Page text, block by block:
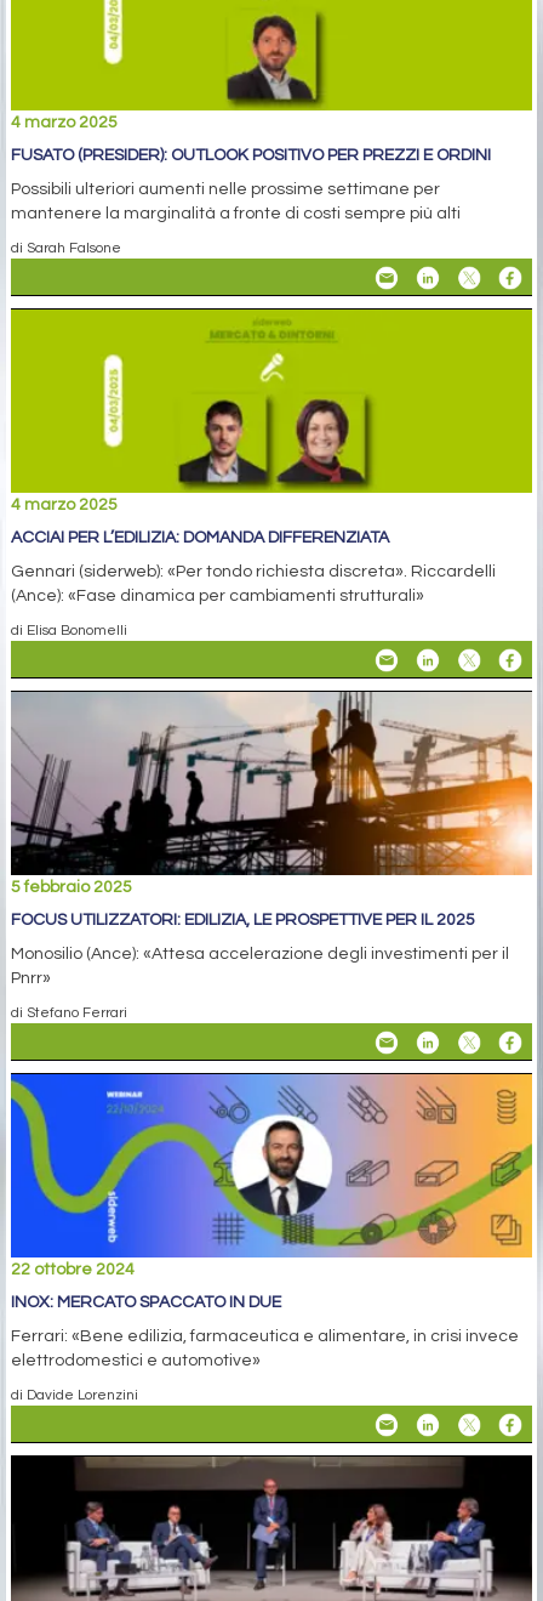
4 marzo 2025
FUSATO (PRESIDER): OUTLOOK POSITIVO PER PREZZI E ORDINI
Possibili ulteriori aumenti nelle prossime settimane per
mantenere la marginalità a fronte di costi sempre più alti
di Sarah Falsone
4 marzo 2025
ACCIAI PER L’EDILIZIA: DOMANDA DIFFERENZIATA
Gennari (siderweb): «Per tondo richiesta discreta». Riccardelli
(Ance): «Fase dinamica per cambiamenti strutturali»
di Elisa Bonomelli
5 febbraio 2025
FOCUS UTILIZZATORI: EDILIZIA, LE PROSPETTIVE PER IL 2025
Monosilio (Ance): «Attesa accelerazione degli investimenti per il
Pnrr»
di Stefano Ferrari
22 ottobre 2024
INOX: MERCATO SPACCATO IN DUE
Ferrari: «Bene edilizia, farmaceutica e alimentare, in crisi invece
elettrodomestici e automotive»
di Davide Lorenzini